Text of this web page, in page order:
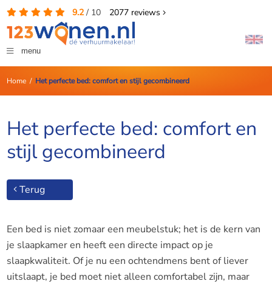
9.2/ 10 2077reviews
menu
Home/ Het perfecte bed: comfort en stijl gecombineerd
Het perfecte bed: comfort en
stijl gecombineerd
Terug
Een bed is niet zomaar een meubelstuk; het is de kern van
je slaapkamer en heeft een directe impact op je
slaapkwaliteit. Of je nu een ochtendmens bent of liever
uitslaapt, je bed moet niet alleen comfortabel zijn, maar